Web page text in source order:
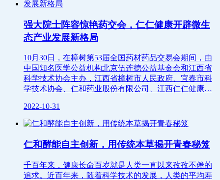
强大院士阵容惊艳药交会，仁仁健康开辟微生
态产业发展新格局
10月30日，在樟树第53届全国药材药品交易会期间，由
中国知名医学公益机构北京伍连德公益基金会和江西省
科学技术协会主办，江西省樟树市人民政府、宜春市科
学技术协会、仁和药业股份有限公司、江西仁仁健康…
2022-10-31
仁和酵能自主创新，用传统本草揭开青春秘笈
千百年来，健康长命百岁就是人类一直以来孜孜不倦的
追求。近百年来，随着科学技术的发展，人类的平均寿